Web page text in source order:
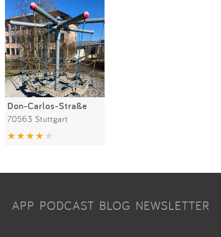
Don-Carlos-Straße
70563 Stuttgart
APP PODCAST BLOG NEWSLETTER